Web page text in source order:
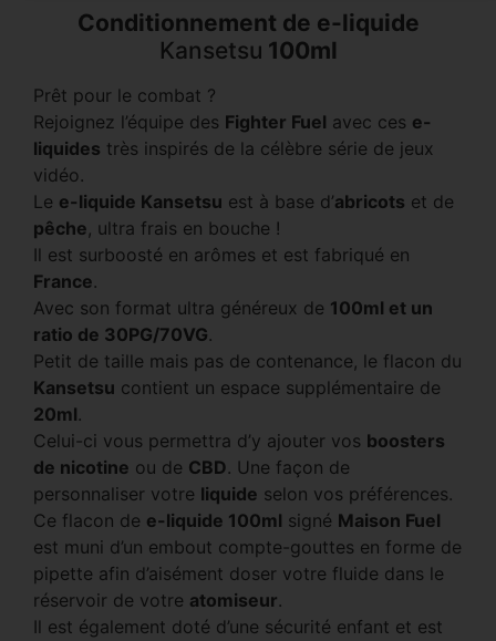
Conditionnement de e-liquide
Kansetsu 100ml
Prêt pour le combat ?
Rejoignez l’équipe des Fighter Fuel avec ces e-
liquides très inspirés de la célèbre série de jeux
vidéo.
Le e-liquide Kansetsu est à base d’abricots et de
pêche, ultra frais en bouche !
Il est surboosté en arômes et est fabriqué en
France.
Avec son format ultra généreux de 100ml et un
ratio de 30PG/70VG.
Petit de taille mais pas de contenance, le flacon du
Kansetsu contient un espace supplémentaire de
20ml.
Celui-ci vous permettra d’y ajouter vos boosters
de nicotine ou de CBD. Une façon de
personnaliser votre liquide selon vos préférences.
Ce flacon de e-liquide 100ml signé Maison Fuel
est muni d’un embout compte-gouttes en forme de
pipette afin d’aisément doser votre fluide dans le
réservoir de votre atomiseur.
Il est également doté d’une sécurité enfant et est